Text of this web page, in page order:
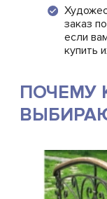
заказ
если
купить
ПОЧЕМУ